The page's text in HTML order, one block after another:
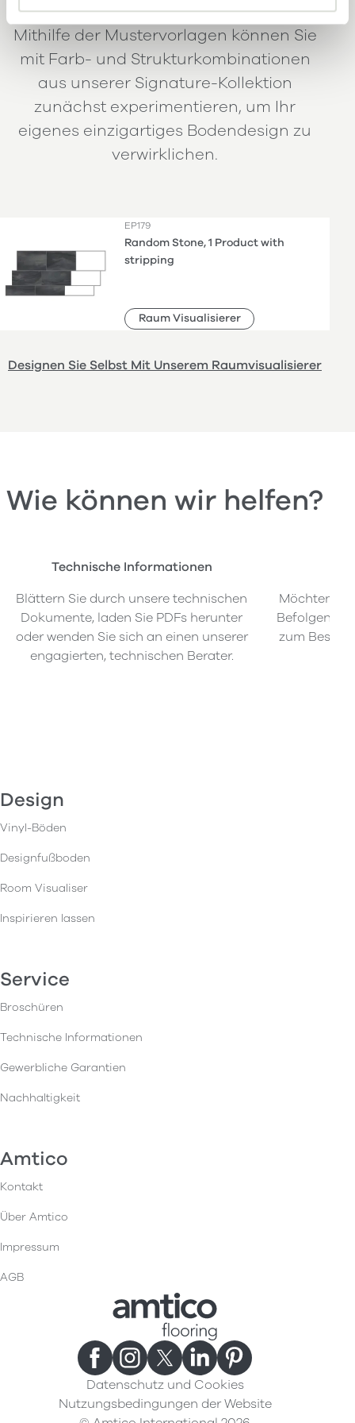
Mithilfe der Mustervorlagen können Sie
mit Farb- und Strukturkombinationen
aus unserer Signature-Kollektion
zunächst experimentieren, um Ihr
eigenes einzigartiges Bodendesign zu
verwirklichen.
EP179
Random Stone, 1 Product with
stripping
Raum Visualisierer
Designen Sie Selbst Mit Unserem Raumvisualisierer
Wie können wir helfen?
Technische Informationen
Blättern Sie durch unsere technischen
Dokumente, laden Sie PDFs herunter
oder wenden Sie sich an einen unserer
engagierten, technischen Berater.
Möchten
Befolgen
zum
Design
Vinyl-Böden
Designfußboden
Room Visualiser
Inspirieren lassen
Service
Broschüren
Technische Informationen
Gewerbliche Garantien
Nachhaltigkeit
Amtico
Kontakt
Über Amtico
Impressum
AGB
Datenschutz und Cookies
Nutzungsbedingungen der Website